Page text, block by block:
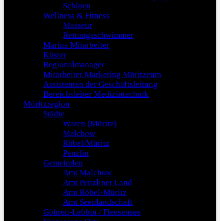
Schloen
Wellness & Fitness
Masseur
Rettungsschwimmer
Marina Mitarbeiter
Küster
Regionalmanager
Mitarbeiter Marketing Müritzeum
Assistenten der Geschäftsleitung
Bereichsleiter Medizintechnik
Müritzregion
Städte
Waren (Müritz)
Malchow
Röbel/Müritz
Penzlin
Gemeinden
Amt Malchow
Amt Penzliner Land
Amt Röbel-Müritz
Amt Seenlandschaft
Göhren-Lebbin / Fleesensee